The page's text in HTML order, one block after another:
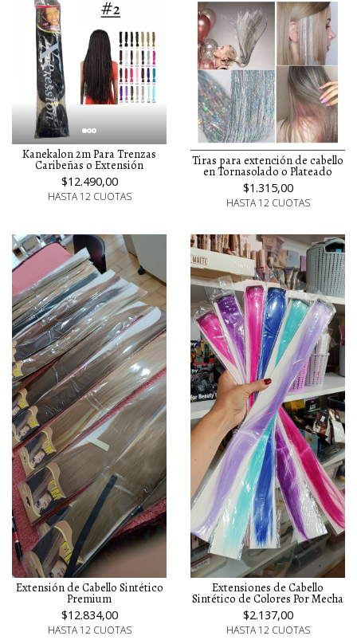
Kanekalon 2m Para Trenzas
Caribeñas o Extensión
$12.490,00
HASTA 12 CUOTAS
Tiras para extención de cabello
en Tornasolado o Plateado
$1.315,00
HASTA 12 CUOTAS
Extensión de Cabello Sintético
Premium
$12.834,00
HASTA 12 CUOTAS
Extensiones de Cabello
Sintético de Colores Por Mecha
$2.137,00
HASTA 12 CUOTAS